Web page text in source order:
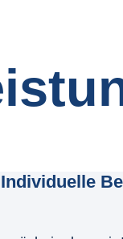
Individuelle